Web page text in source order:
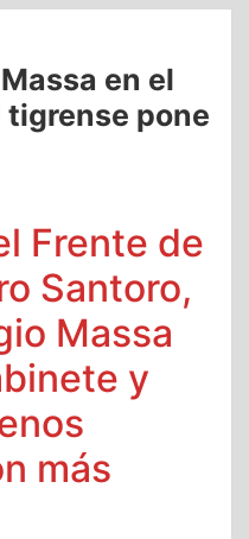
en el
tigrense pone
Frente de
Santoro,
Massa
y
más